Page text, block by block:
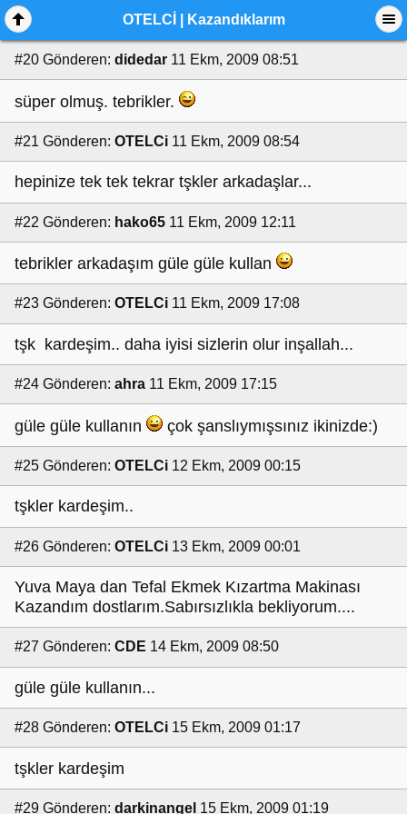
OTELCİ | Kazandıklarım
#20 Gönderen: didedar 11 Ekm, 2009 08:51
süper olmuş. tebrikler.
#21 Gönderen: OTELCi 11 Ekm, 2009 08:54
hepinize tek tek tekrar tşkler arkadaşlar...
#22 Gönderen: hako65 11 Ekm, 2009 12:11
tebrikler arkadaşım güle güle kullan
#23 Gönderen: OTELCi 11 Ekm, 2009 17:08
tşk kardeşim.. daha iyisi sizlerin olur inşallah...
#24 Gönderen: ahra 11 Ekm, 2009 17:15
güle güle kullanın çok şanslıymışsınız ikinizde:)
#25 Gönderen: OTELCi 12 Ekm, 2009 00:15
tşkler kardeşim..
#26 Gönderen: OTELCi 13 Ekm, 2009 00:01
Yuva Maya dan Tefal Ekmek Kızartma Makinası
Kazandım dostlarım.Sabırsızlıkla bekliyorum....
#27 Gönderen: CDE 14 Ekm, 2009 08:50
güle güle kullanın...
#28 Gönderen: OTELCi 15 Ekm, 2009 01:17
tşkler kardeşim
#29 Gönderen: darkinangel 15 Ekm, 2009 01:19